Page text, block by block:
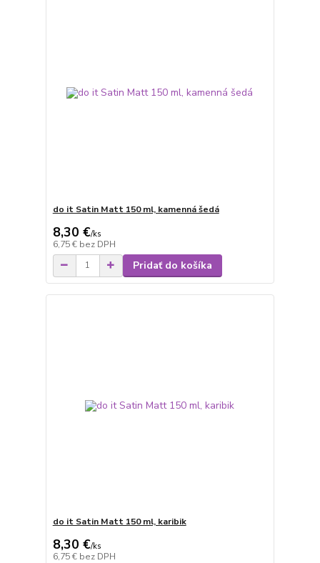
do it Satin Matt 150 ml, kamenná šedá
8,30 €/ks
6,75 € bez DPH
Pridať do košíka
do it Satin Matt 150 ml, karibik
8,30 €/ks
6,75 € bez DPH